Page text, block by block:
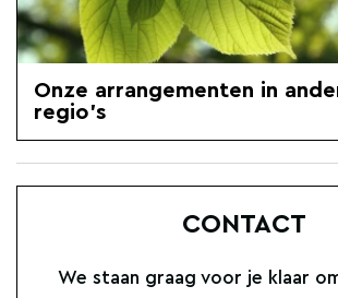
Onze arrangementen in
regio's
CONTACT
We staan graag voor je klaar